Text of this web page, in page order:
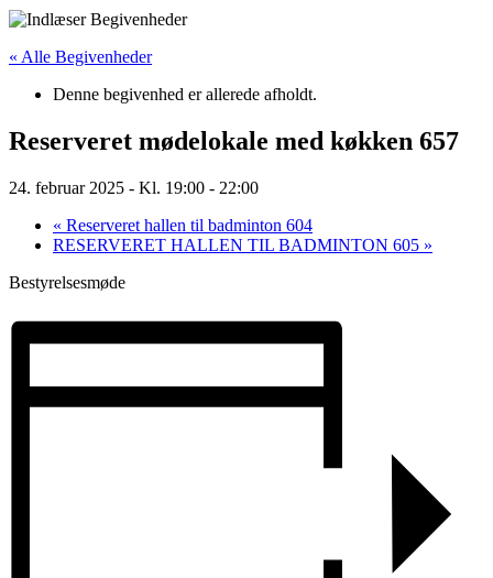
« Alle Begivenheder
Denne begivenhed er allerede afholdt.
Reserveret mødelokale med køkken 657
24. februar 2025 - Kl. 19:00 - 22:00
« Reserveret hallen til badminton 604
RESERVERET HALLEN TIL BADMINTON 605 »
Bestyrelsesmøde